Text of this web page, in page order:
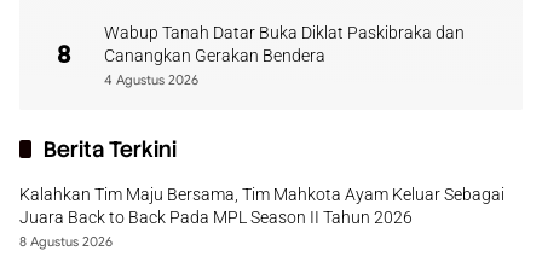
8
Wabup Tanah Datar Buka Diklat Paskibraka dan
Canangkan Gerakan Bendera
4 Agustus 2026
Berita Terkini
Kalahkan Tim Maju Bersama, Tim Mahkota Ayam Keluar Sebagai
Juara Back to Back Pada MPL Season II Tahun 2026
8 Agustus 2026